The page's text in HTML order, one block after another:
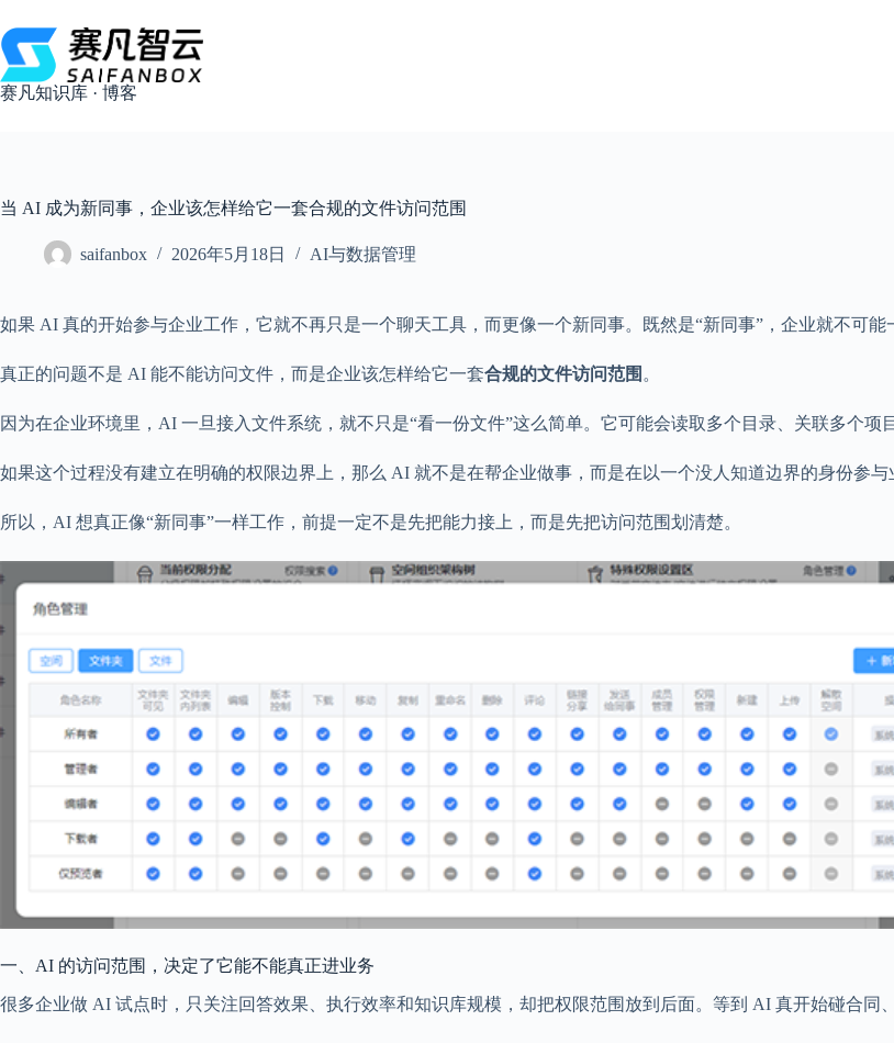
过
内
容
赛凡知识库 · 博客
当 AI 成为新同事，企业该怎样给它一套合规的文件访问范围
saifanbox 2026年5月18日 AI与数据管理
如果 AI 真的开始参与企业工作，它就不再只是一个聊天工具，而更像一个新同事。既然是“新同事”，企业就不可能
真正的问题不是 AI 能不能访问文件，而是企业该怎样给它一套合规的文件访问范围 。
因为在企业环境里，AI 一旦接入文件系统，就不只是“看一份文件”这么简单。它可能会读取多个目录、关联多个项
如果这个过程没有建立在明确的权限边界上，那么 AI 就不是在帮企业做事，而是在以一个没人知道边界的身份参与
所以，AI 想真正像“新同事”一样工作，前提一定不是先把能力接上，而是先把访问范围划清楚。
一、AI 的访问范围，决定了它能不能真正进业务
很多企业做 AI 试点时，只关注回答效果、执行效率和知识库规模，却把权限范围放到后面。等到 AI 真开始碰合同